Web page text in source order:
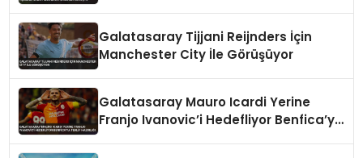
Galatasaray Tijjani Reijnders İçin
Manchester City İle Görüşüyor
Galatasaray Mauro Icardi Yerine
Franjo Ivanovic’i Hedefliyor Benfica’ya